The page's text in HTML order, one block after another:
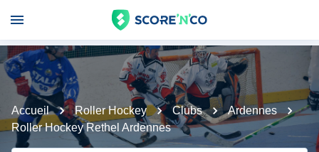
Accueil Roller Hockey Clubs
Ardennes
Roller Hockey Rethel Ardennes